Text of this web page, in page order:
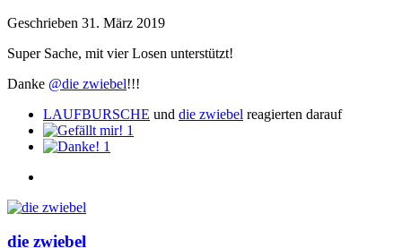
Geschrieben 31. März 2019
Super Sache, mit vier Losen unterstützt!
Danke @die zwiebel!!!
LAUFBURSCHE und die zwiebel reagierten darauf
1
1
die zwiebel